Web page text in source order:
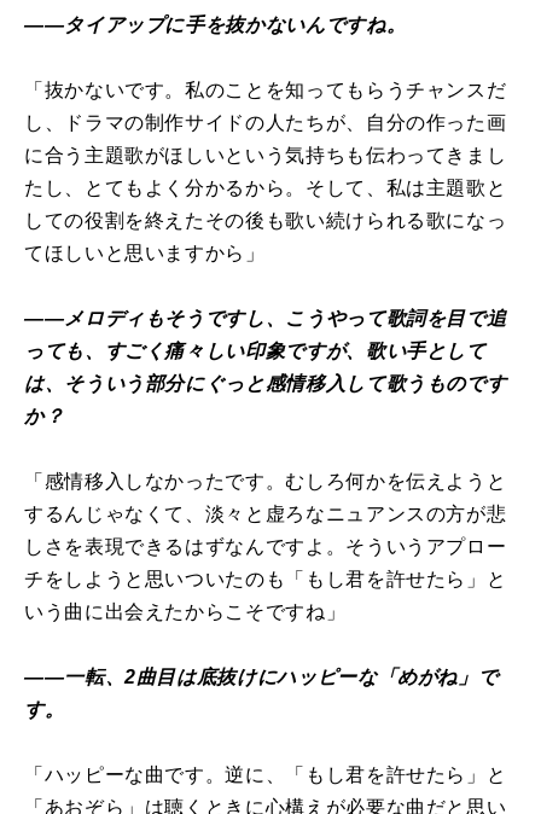
――タイアップに手を抜かないんですね。
「抜かないです。私のことを知ってもらうチャンスだ
し、ドラマの制作サイドの人たちが、自分の作った画
に合う主題歌がほしいという気持ちも伝わってきまし
たし、とてもよく分かるから。そして、私は主題歌と
しての役割を終えたその後も歌い続けられる歌になっ
てほしいと思いますから」
――メロディもそうですし、こうやって歌詞を目で追
っても、すごく痛々しい印象ですが、歌い手として
は、そういう部分にぐっと感情移入して歌うものです
か？
「感情移入しなかったです。むしろ何かを伝えようと
するんじゃなくて、淡々と虚ろなニュアンスの方が悲
しさを表現できるはずなんですよ。そういうアプロー
チをしようと思いついたのも「もし君を許せたら」と
いう曲に出会えたからこそですね」
――一転、2曲目は底抜けにハッピーな「めがね」で
す。
「ハッピーな曲です。逆に、「もし君を許せたら」と
「あおぞら」は聴くときに心構えが必要な曲だと思い